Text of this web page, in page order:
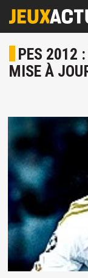
PES 2012 :
MISE À